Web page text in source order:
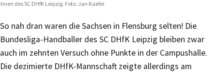
des SC DHfK Leipzig. Foto: Jan Kaefer
So nah dran waren die Sachsen in Flensburg selten! Die
Bundesliga-Handballer des SC DHfK Leipzig bleiben zwar
auch im zehnten Versuch ohne Punkte in der Campushalle.
Die dezimierte DHfK-Mannschaft zeigte allerdings am